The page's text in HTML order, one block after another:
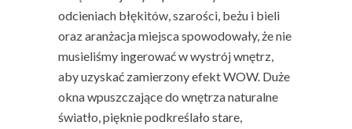
odcieniach błękitów, szarości, beżu i bieli
oraz aranżacja miejsca spowodowały, że nie
musieliśmy ingerować w wystrój wnętrz,
aby uzyskać zamierzony efekt WOW. Duże
okna wpuszczające do wnętrza naturalne
światło, pięknie podkreślało stare,